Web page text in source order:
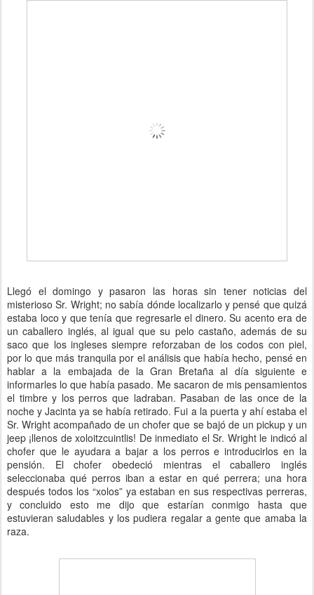
Llegó el domingo y pasaron las horas sin tener noticias del
misterioso Sr. Wright; no sabía dónde localizarlo y pensé que quizá
estaba loco y que tenía que regresarle el dinero. Su acento era de
un caballero inglés, al igual que su pelo castaño, además de su
saco que los ingleses siempre reforzaban de los codos con piel,
por lo que más tranquila por el análisis que había hecho, pensé en
hablar a la embajada de la Gran Bretaña al día siguiente e
informarles lo que había pasado. Me sacaron de mis pensamientos
el timbre y los perros que ladraban. Pasaban de las once de la
noche y Jacinta ya se había retirado. Fui a la puerta y ahí estaba el
Sr. Wright acompañado de un chofer que se bajó de un pickup y un
jeep ¡llenos de xoloitzcuintlis! De inmediato el Sr. Wright le indicó al
chofer que le ayudara a bajar a los perros e introducirlos en la
pensión. El chofer obedeció mientras el caballero inglés
seleccionaba qué perros iban a estar en qué perrera; una hora
después todos los “xolos” ya estaban en sus respectivas perreras,
y concluido esto me dijo que estarían conmigo hasta que
estuvieran saludables y los pudiera regalar a gente que amaba la
raza.